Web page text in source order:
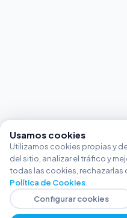
Usamos cookies
Utilizamos cookies propias y
del sitio, analizar el tráfico y
todas las cookies, rechazarlas
Política de Cookies
Configurar cookies